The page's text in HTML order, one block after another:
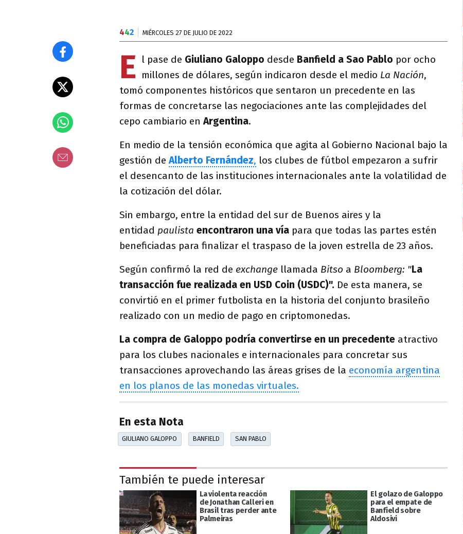
442 MIÉRCOLES 27 DE JULIO DE 2022
E l pase de Giuliano Galoppo desde Banfield a Sao Pablo por ocho
millones de dólares, según indicaron desde el medio La Nación,
tomó componentes históricos que sentaron un precedente en las
formas de concretarse las negociaciones ante las complejidades del
cepo cambiario enArgentina.
En medio de la tensión económica que agita al Gobierno Nacional bajo la
gestión deAlberto Fernández, los clubes de fútbol empezaron a sufrir
el desencanto de las instituciones internacionales ante la volatilidad de
la cotización del dólar.
Sin embargo, entre la entidad del sur de Buenos aires y la
entidad paulista encontraron una vía para que todas las partes estén
beneficiadas para finalizar el traspaso de la joven estrella de 23 años.
Según confirmó la red de exchange llamada Bitso a Bloomberg: "La
transacción fue realizada en USD Coin (USDC)". De esta manera, se
convirtió en el primer futbolista en la historia del conjunto brasileño
realizado con un medio de pago en criptomonedas.
La compra de Galoppo podría convertirse en un precedente atractivo
para los clubes nacionales e internacionales para concretar sus
transacciones aprovechando las áreas grises de la economía argentina
en los planos de las monedas virtuales.
En esta Nota
GIULIANO GALOPPO BANFIELD SAN PABLO
También te puede interesar
La violenta reacción
de Jonathan Calleri en
Brasil tras perder ante
Palmeiras
El golazo de Galoppo
para el empate de
Banfield sobre
Aldosivi